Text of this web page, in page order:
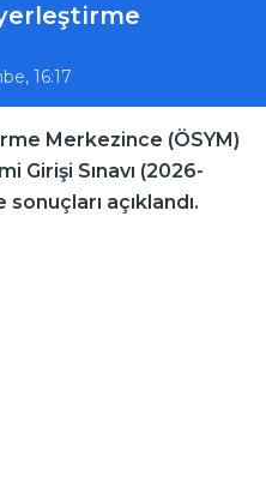
16:17
Merkezince (ÖSYM)
Girişi Sınavı (2026-
açıklandı.